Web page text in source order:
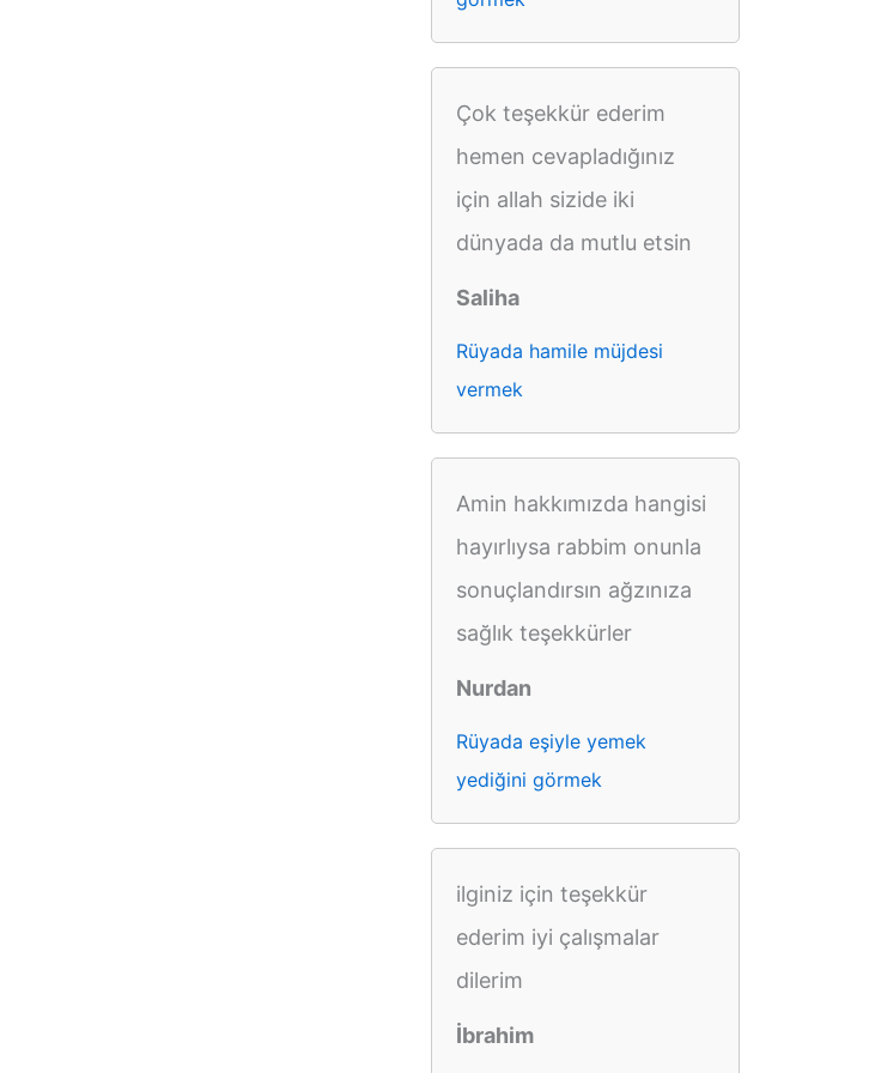
Çok teşekkür ederim
hemen cevapladığınız
için allah sizide iki
dünyada da mutlu etsin
Saliha
Rüyada hamile müjdesi
vermek
Amin hakkımızda hangisi
hayırlıysa rabbim onunla
sonuçlandırsın ağzınıza
sağlık teşekkürler
Nurdan
Rüyada eşiyle yemek
yediğini görmek
ilginiz için teşekkür
ederim iyi çalışmalar
dilerim
İbrahim